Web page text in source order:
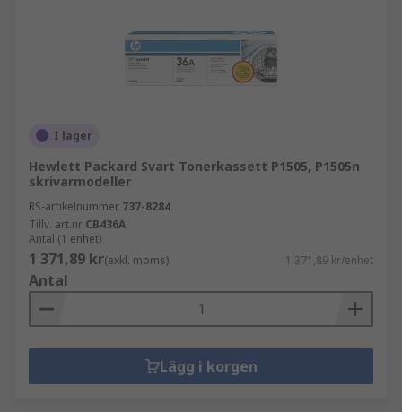
I lager
Hewlett Packard Svart Tonerkassett P1505, P1505n
skrivarmodeller
RS-artikelnummer 737-8284
Tillv. art.nr CB436A
Antal (1 enhet)
1 371,89 kr(exkl. moms) 1 371,89 kr/enhet
Antal
Lägg i korgen